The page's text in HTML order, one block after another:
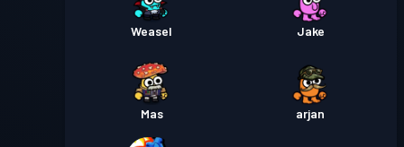
Weasel Jake
Mas arjan